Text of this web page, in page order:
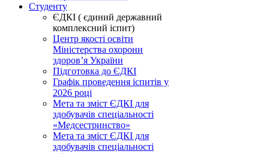
Студенту
ЄДКІ ( єдиний державний
комплексний іспит)
Центр якості освіти
Міністерства охорони
здоровʼя України
Підготовка до ЄДКІ
Графік проведення іспитів у
2026 році
Мета та зміст ЄДКІ для
здобувачів спеціальності
«Медсестринство»
Мета та зміст ЄДКІ для
здобувачів спеціальності